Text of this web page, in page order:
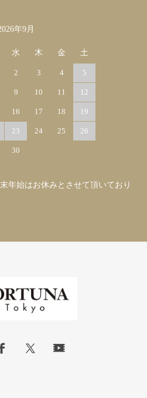
年9月
水 木 金 土
2 3 4 5
9 10 11 12
16 17 18 19
23 24 25 26
30
年始はお休みとさせて頂いており